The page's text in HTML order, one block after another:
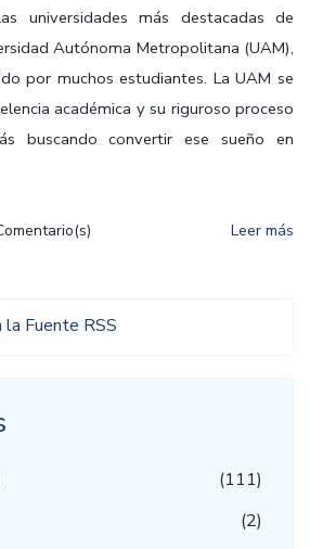
universidades más destacadas de
Autónoma Metropolitana (UAM),
por muchos estudiantes. La UAM se
académica y su riguroso proceso
buscando convertir ese sueño en
Leer más
la Fuente RSS
(111)
(2)